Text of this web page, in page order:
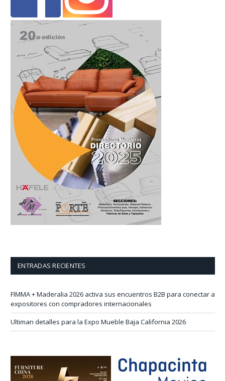
ENTRADAS RECIENTES
FIMMA + Maderalia 2026 activa sus encuentros B2B para conectar a
expositores con compradores internacionales
Ultiman detalles para la Expo Mueble Baja California 2026